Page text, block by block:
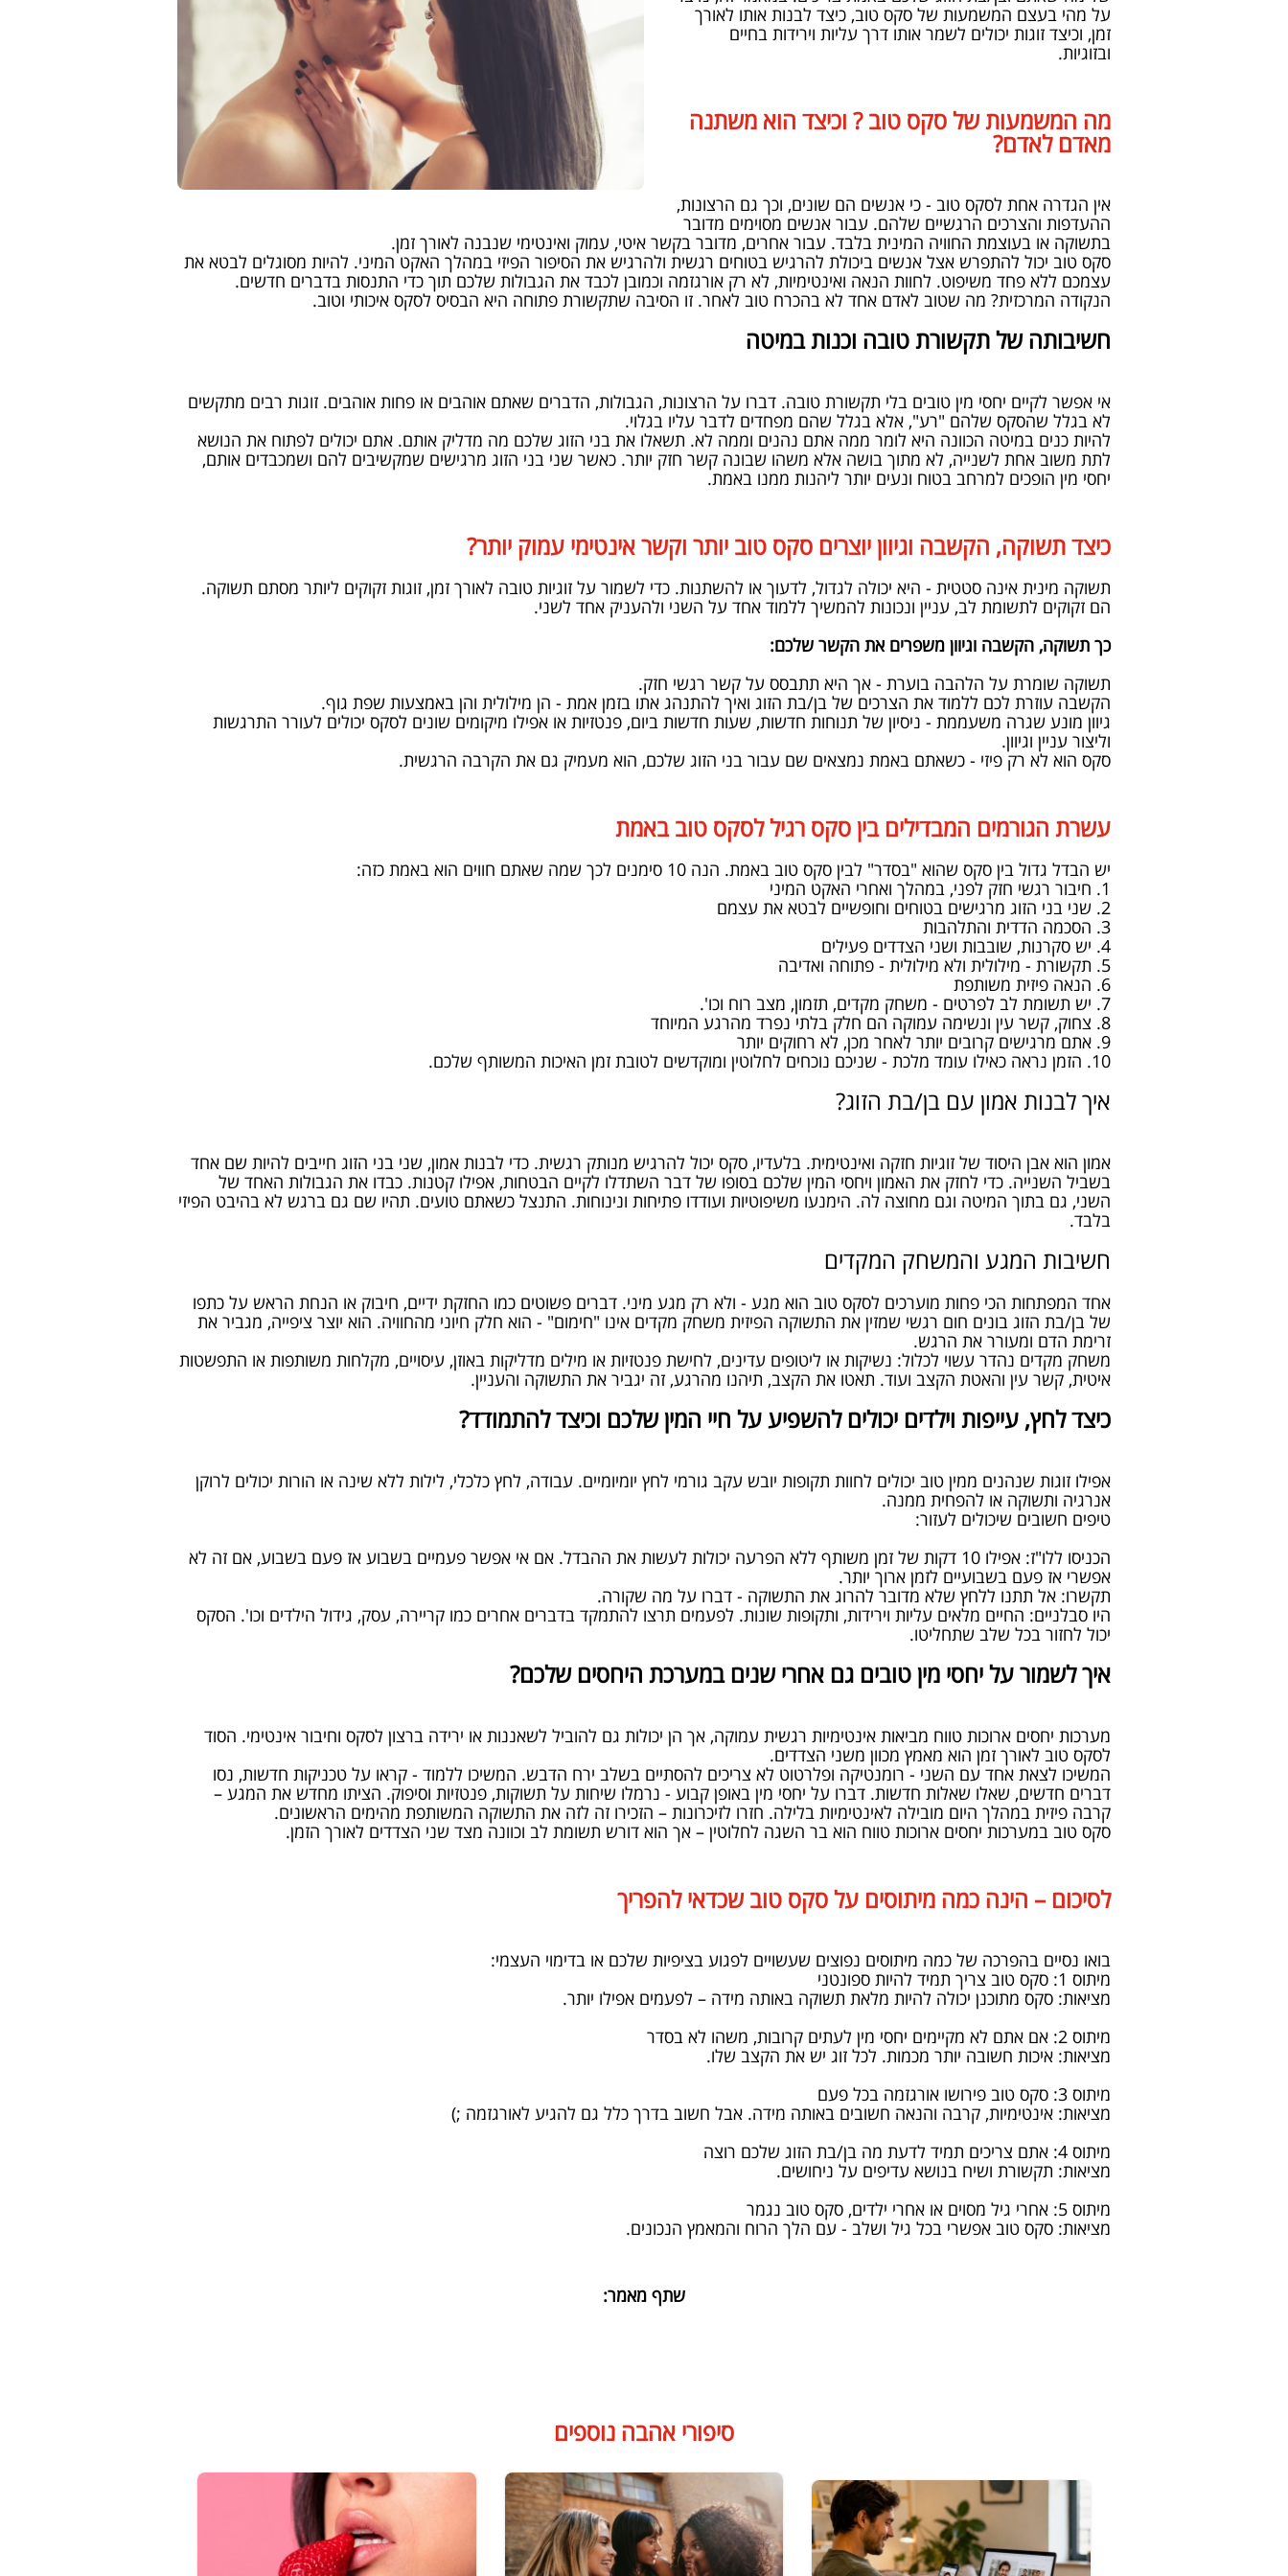
על מהי בעצם המשמעות של סקס טוב, כיצד לבנות אותו לאורך
זמן, וכיצד זוגות יכולים לשמר אותו דרך עליות וירידות בחיים
ובזוגיות.
מה המשמעות של סקס טוב ? וכיצד הוא משתנה
מאדם לאדם?
אין הגדרה אחת לסקס טוב - כי אנשים הם שונים, וכך גם הרצונות,
ההעדפות והצרכים הרגשיים שלהם. עבור אנשים מסוימים מדובר
בתשוקה או בעוצמת החוויה המינית בלבד. עבור אחרים, מדובר בקשר איטי, עמוק ואינטימי שנבנה לאורך זמן.
סקס טוב יכול להתפרש אצל אנשים ביכולת להרגיש בטוחים רגשית ולהרגיש את הסיפור הפיזי במהלך האקט המיני. להיות מסוגלים לבטא את
עצמכם ללא פחד משיפוט. לחוות הנאה ואינטימיות, לא רק אורגזמה וכמובן לכבד את הגבולות שלכם תוך כדי התנסות בדברים חדשים.
הנקודה המרכזית? מה שטוב לאדם אחד לא בהכרח טוב לאחר. זו הסיבה שתקשורת פתוחה היא הבסיס לסקס איכותי וטוב.
חשיבותה של תקשורת טובה וכנות במיטה
אי אפשר לקיים יחסי מין טובים בלי תקשורת טובה. דברו על הרצונות, הגבולות, הדברים שאתם אוהבים או פחות אוהבים. זוגות רבים מתקשים
לא בגלל שהסקס שלהם "רע", אלא בגלל שהם מפחדים לדבר עליו בגלוי.
להיות כנים במיטה הכוונה היא לומר ממה אתם נהנים וממה לא. תשאלו את בני הזוג שלכם מה מדליק אותם. אתם יכולים לפתוח את הנושא
לתת משוב אחת לשנייה, לא מתוך בושה אלא משהו שבונה קשר חזק יותר. כאשר שני בני הזוג מרגישים שמקשיבים להם ושמכבדים אותם,
יחסי מין הופכים למרחב בטוח ונעים יותר ליהנות ממנו באמת.
כיצד תשוקה, הקשבה וגיוון יוצרים סקס טוב יותר וקשר אינטימי עמוק יותר?
תשוקה מינית אינה סטטית - היא יכולה לגדול, לדעוך או להשתנות. כדי לשמור על זוגיות טובה לאורך זמן, זוגות זקוקים ליותר מסתם תשוקה.
הם זקוקים לתשומת לב, עניין ונכונות להמשיך ללמוד אחד על השני ולהעניק אחד לשני.
כך תשוקה, הקשבה וגיוון משפרים את הקשר שלכם:
תשוקה שומרת על הלהבה בוערת - אך היא תתבסס על קשר רגשי חזק.
הקשבה עוזרת לכם ללמוד את הצרכים של בן/בת הזוג ואיך להתנהג אתו בזמן אמת - הן מילולית והן באמצעות שפת גוף.
גיוון מונע שגרה משעממת - ניסיון של תנוחות חדשות, שעות חדשות ביום, פנטזיות או אפילו מיקומים שונים לסקס יכולים לעורר התרגשות
וליצור עניין וגיוון.
סקס הוא לא רק פיזי - כשאתם באמת נמצאים שם עבור בני הזוג שלכם, הוא מעמיק גם את הקרבה הרגשית.
עשרת הגורמים המבדילים בין סקס רגיל לסקס טוב באמת
יש הבדל גדול בין סקס שהוא "בסדר" לבין סקס טוב באמת. הנה 10 סימנים לכך שמה שאתם חווים הוא באמת כזה:
1. חיבור רגשי חזק לפני, במהלך ואחרי האקט המיני
2. שני בני הזוג מרגישים בטוחים וחופשיים לבטא את עצמם
3. הסכמה הדדית והתלהבות
4. יש סקרנות, שובבות ושני הצדדים פעילים
5. תקשורת - מילולית ולא מילולית - פתוחה ואדיבה
6. הנאה פיזית משותפת
7. יש תשומת לב לפרטים - משחק מקדים, תזמון, מצב רוח וכו'.
8. צחוק, קשר עין ונשימה עמוקה הם חלק בלתי נפרד מהרגע המיוחד
9. אתם מרגישים קרובים יותר לאחר מכן, לא רחוקים יותר
10. הזמן נראה כאילו עומד מלכת - שניכם נוכחים לחלוטין ומוקדשים לטובת זמן האיכות המשותף שלכם.
איך לבנות אמון עם בן/בת הזוג?
אמון הוא אבן היסוד של זוגיות חזקה ואינטימית. בלעדיו, סקס יכול להרגיש מנותק רגשית. כדי לבנות אמון, שני בני הזוג חייבים להיות שם אחד
בשביל השנייה. כדי לחזק את האמון ויחסי המין שלכם בסופו של דבר השתדלו לקיים הבטחות, אפילו קטנות. כבדו את הגבולות האחד של
השני, גם בתוך המיטה וגם מחוצה לה. הימנעו משיפוטיות ועודדו פתיחות ונינוחות. התנצל כשאתם טועים. תהיו שם גם ברגש לא בהיבט הפיזי
בלבד.
חשיבות המגע והמשחק המקדים
אחד המפתחות הכי פחות מוערכים לסקס טוב הוא מגע - ולא רק מגע מיני. דברים פשוטים כמו החזקת ידיים, חיבוק או הנחת הראש על כתפו
של בן/בת הזוג בונים חום רגשי שמזין את התשוקה הפיזית משחק מקדים אינו "חימום" - הוא חלק חיוני מהחוויה. הוא יוצר ציפייה, מגביר את
זרימת הדם ומעורר את הרגש.
משחק מקדים נהדר עשוי לכלול: נשיקות או ליטופים עדינים, לחישת פנטזיות או מילים מדליקות באוזן, עיסויים, מקלחות משותפות או התפשטות
איטית, קשר עין והאטת הקצב ועוד. תאטו את הקצב, תיהנו מהרגע, זה יגביר את התשוקה והעניין.
כיצד לחץ, עייפות וילדים יכולים להשפיע על חיי המין שלכם וכיצד להתמודד?
אפילו זוגות שנהנים ממין טוב יכולים לחוות תקופות יובש עקב גורמי לחץ יומיומיים. עבודה, לחץ כלכלי, לילות ללא שינה או הורות יכולים לרוקן
אנרגיה ותשוקה או להפחית ממנה.
טיפים חשובים שיכולים לעזור:
הכניסו ללו"ז: אפילו 10 דקות של זמן משותף ללא הפרעה יכולות לעשות את ההבדל. אם אי אפשר פעמיים בשבוע אז פעם בשבוע, אם זה לא
אפשרי אז פעם בשבועיים לזמן ארוך יותר.
תקשרו: אל תתנו ללחץ שלא מדובר להרוג את התשוקה - דברו על מה שקורה.
היו סבלניים: החיים מלאים עליות וירידות, ותקופות שונות. לפעמים תרצו להתמקד בדברים אחרים כמו קריירה, עסק, גידול הילדים וכו'. הסקס
יכול לחזור בכל שלב שתחליטו.
איך לשמור על יחסי מין טובים גם אחרי שנים במערכת היחסים שלכם?
מערכות יחסים ארוכות טווח מביאות אינטימיות רגשית עמוקה, אך הן יכולות גם להוביל לשאננות או ירידה ברצון לסקס וחיבור אינטימי. הסוד
לסקס טוב לאורך זמן הוא מאמץ מכוון משני הצדדים.
המשיכו לצאת אחד עם השני - רומנטיקה ופלרטוט לא צריכים להסתיים בשלב ירח הדבש. המשיכו ללמוד - קראו על טכניקות חדשות, נסו
דברים חדשים, שאלו שאלות חדשות. דברו על יחסי מין באופן קבוע - נרמלו שיחות על תשוקות, פנטזיות וסיפוק. הציתו מחדש את המגע –
קרבה פיזית במהלך היום מובילה לאינטימיות בלילה. חזרו לזיכרונות – הזכירו זה לזה את התשוקה המשותפת מהימים הראשונים.
סקס טוב במערכות יחסים ארוכות טווח הוא בר השגה לחלוטין – אך הוא דורש תשומת לב וכוונה מצד שני הצדדים לאורך הזמן.
לסיכום – הינה כמה מיתוסים על סקס טוב שכדאי להפריך
בואו נסיים בהפרכה של כמה מיתוסים נפוצים שעשויים לפגוע בציפיות שלכם או בדימוי העצמי:
מיתוס 1: סקס טוב צריך תמיד להיות ספונטני
מציאות: סקס מתוכנן יכולה להיות מלאת תשוקה באותה מידה – לפעמים אפילו יותר.
מיתוס 2: אם אתם לא מקיימים יחסי מין לעתים קרובות, משהו לא בסדר
מציאות: איכות חשובה יותר מכמות. לכל זוג יש את הקצב שלו.
מיתוס 3: סקס טוב פירושו אורגזמה בכל פעם
מציאות: אינטימיות, קרבה והנאה חשובים באותה מידה. אבל חשוב בדרך כלל גם להגיע לאורגזמה ;)
מיתוס 4: אתם צריכים תמיד לדעת מה בן/בת הזוג שלכם רוצה
מציאות: תקשורת ושיח בנושא עדיפים על ניחושים.
מיתוס 5: אחרי גיל מסוים או אחרי ילדים, סקס טוב נגמר
מציאות: סקס טוב אפשרי בכל גיל ושלב - עם הלך הרוח והמאמץ הנכונים.
שתף מאמר:
סיפורי אהבה נוספים